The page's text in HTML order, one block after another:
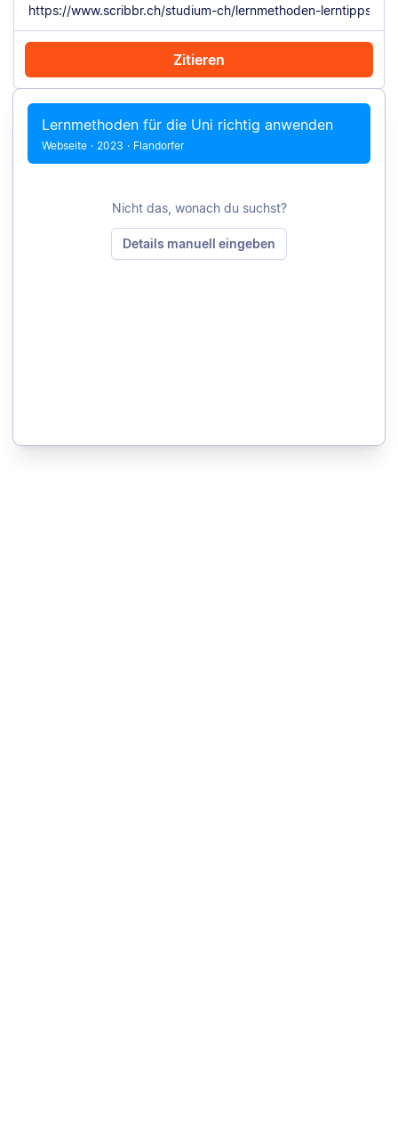
Zitieren
Mit Chrome zitieren Manuell zitieren
Lernmethoden für die Uni richtig anwenden
Webseite · 2023 · Flandorfer
Nicht das, wonach du suchst?
Details manuell eingeben